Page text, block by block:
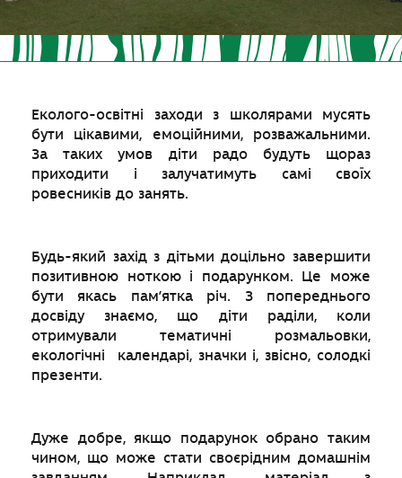
Еколого-освітні заходи з школярами мусять
бути цікавими, емоційними, розважальними.
За таких умов діти радо будуть щораз
приходити і залучатимуть самі своїх
ровесників до занять.
Будь-який захід з дітьми доцільно завершити
позитивною ноткою і подарунком. Це може
бути якась пам’ятка річ. З попереднього
досвіду знаємо, що діти раділи, коли
отримували тематичні розмальовки,
екологічні календарі, значки і, звісно, солодкі
презенти.
Дуже добре, якщо подарунок обрано таким
чином, що може стати своєрідним домашнім